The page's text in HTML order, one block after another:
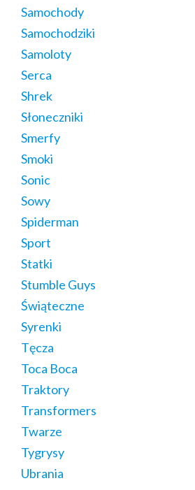
Samochody
Samochodziki
Samoloty
Serca
Shrek
Słoneczniki
Smerfy
Smoki
Sonic
Sowy
Spiderman
Sport
Statki
Stumble Guys
Świąteczne
Syrenki
Tęcza
Toca Boca
Traktory
Transformers
Twarze
Tygrysy
Ubrania